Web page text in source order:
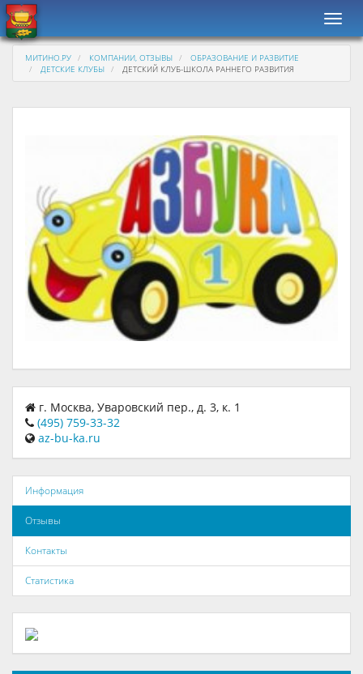
МИТИНО.РУ КОМПАНИИ, ОТЗЫВЫ
ОБРАЗОВАНИЕ И РАЗВИТИЕ
ДЕТСКИЕ КЛУБЫ
ДЕТСКИЙ КЛУБ-ШКОЛА РАННЕГО РАЗВИТИЯ
г. Москва, Уваровский пер., д. 3, к. 1
(495) 759-33-32
az-bu-ka.ru
Информация
Отзывы
Контакты
Статистика